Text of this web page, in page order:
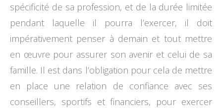
spécificité de sa profession, et de la durée limitée
pendant laquelle il pourra l’exercer, il doit
impérativement penser à demain et tout mettre
en œuvre pour assurer son avenir et celui de sa
famille. Il est dans l’obligation pour cela de mettre
en place une relation de confiance avec ses
conseillers, sportifs et financiers, pour exercer